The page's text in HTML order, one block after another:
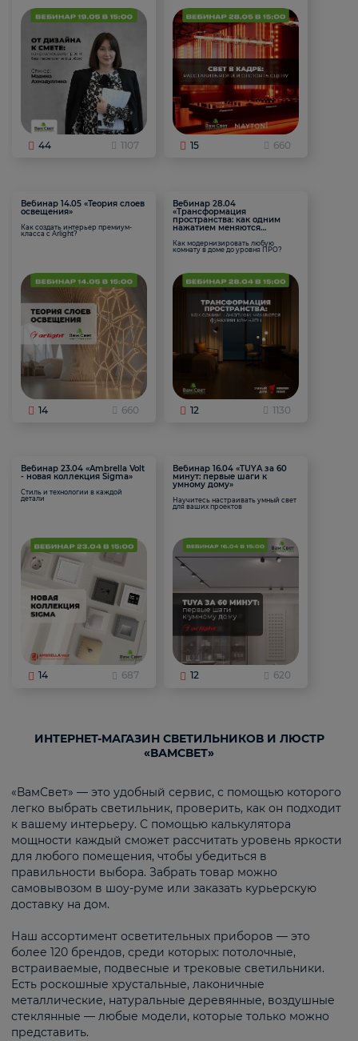
44 1107 15 660
Вебинар 14.05 «Теория слоев
освещения»
Как создать интерьер премиум-
класса с Arlight?
14 660
Вебинар 28.04
«Трансформация
пространства: как одним
нажатием меняются
Как модернизировать любую
комнату в доме до уровня ПРО?
12 1130
Вебинар 23.04 «Ambrella Volt
- новая коллекция Sigma»
Стиль и технологии в каждой
детали
14 687
Вебинар 16.04 «TUYA за 60
минут: первые шаги к
умному дому»
Научитесь настраивать умный свет
для ваших проектов
12 620
ИНТЕРНЕТ-МАГАЗИН СВЕТИЛЬНИКОВ И ЛЮСТР
«ВАМСВЕТ»
«ВамСвет» — это удобный сервис, с помощью которого
легко выбрать светильник, проверить, как он подходит
к вашему интерьеру. С помощью калькулятора
мощности каждый сможет рассчитать уровень яркости
для любого помещения, чтобы убедиться в
правильности выбора. Забрать товар можно
самовывозом в шоу-руме или заказать курьерскую
доставку на дом.
Наш ассортимент осветительных приборов — это
более 120 брендов, среди которых: потолочные,
встраиваемые, подвесные и трековые светильники.
Есть роскошные хрустальные, лаконичные
металлические, натуральные деревянные, воздушные
стеклянные — любые модели, которые только можно
представить.